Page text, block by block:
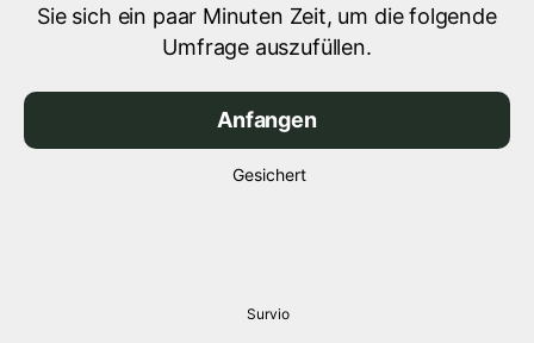
Sie sich ein paar Minuten Zeit, um die folgende
Umfrage auszufüllen.
Anfangen
Gesichert
Survio